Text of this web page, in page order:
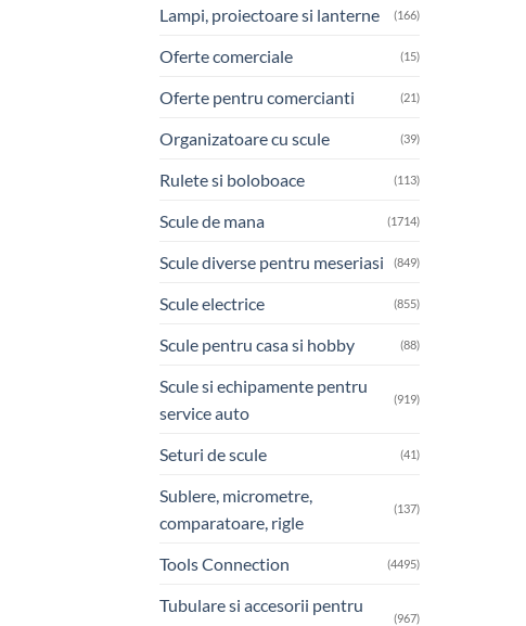
Lampi, proiectoare si lanterne (166)
Oferte comerciale (15)
Oferte pentru comercianti (21)
Organizatoare cu scule (39)
Rulete si boloboace (113)
Scule de mana (1714)
Scule diverse pentru meseriasi (849)
Scule electrice (855)
Scule pentru casa si hobby (88)
Scule si echipamente pentru
service auto
(919)
Seturi de scule (41)
Sublere, micrometre,
comparatoare, rigle
(137)
Tools Connection (4495)
Tubulare si accesorii pentru
(967)